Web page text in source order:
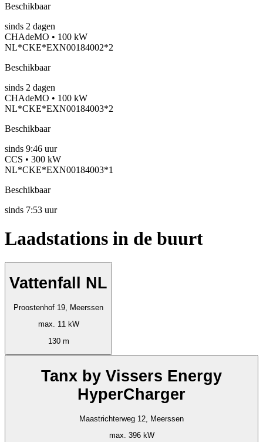
Beschikbaar
sinds 2 dagen
CHAdeMO • 100 kW
NL*CKE*EXN00184002*2
Beschikbaar
sinds 2 dagen
CHAdeMO • 100 kW
NL*CKE*EXN00184003*2
Beschikbaar
sinds 9:46 uur
CCS • 300 kW
NL*CKE*EXN00184003*1
Beschikbaar
sinds 7:53 uur
Laadstations in de buurt
Vattenfall NL
Proostenhof 19, Meerssen
max. 11 kW
130 m
Tanx by Vissers Energy
HyperCharger
Maastrichterweg 12, Meerssen
max. 396 kW